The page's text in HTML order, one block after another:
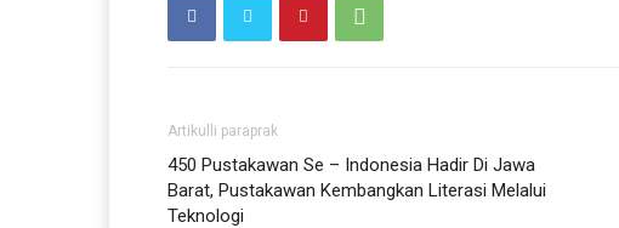
Artikulli paraprak
450 Pustakawan Se – Indonesia Hadir Di Jawa
Barat, Pustakawan Kembangkan Literasi Melalui
Teknologi